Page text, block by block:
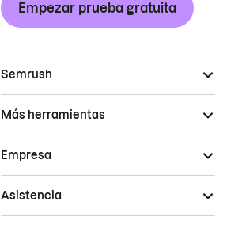
Empezar prueba gratuita
Semrush
Más herramientas
Empresa
Asistencia